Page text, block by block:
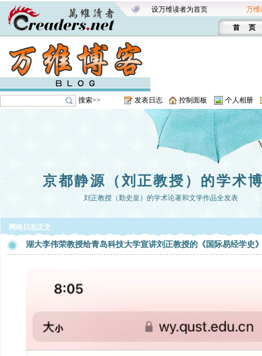
设万维读者为首页 万维
首 页
搜索>> 发表日志 控制面板 个人相册
京都静源（刘正教授）的学术
刘正教授（勤史皇）的学术论著和文学作品全发表
网络日志正文
湖大李伟荣教授给青岛科技大学宣讲刘正教授的《国际易经学史